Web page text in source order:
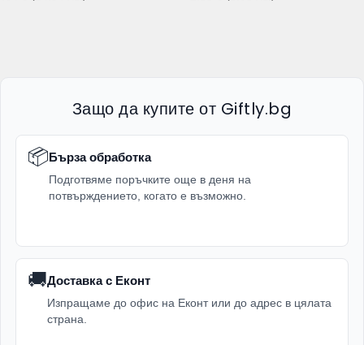
Защо да купите от Giftly.bg
📦Бърза обработка
Подготвяме поръчките още в деня на
потвърждението, когато е възможно.
🚚Доставка с Еконт
Изпращаме до офис на Еконт или до адрес в цялата
страна.